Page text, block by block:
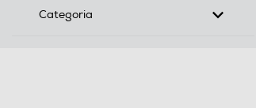
Categoria